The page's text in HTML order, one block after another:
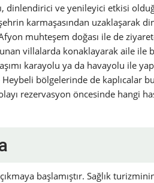
dinlendirici ve yenileyici etkisi
karmaşasından uzaklaşarak
muhteşem doğası ile de
villalarda konaklayarak aile ile
karayolu ya da havayolu ile
bölgelerinde de kaplıcalar
rezervasyon öncesinde hangi
başlamıştır. Sağlık